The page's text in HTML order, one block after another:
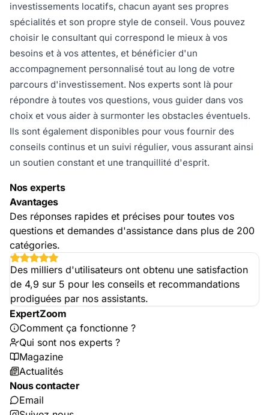
investissements locatifs, chacun ayant ses propres
spécialités et son propre style de conseil. Vous pouvez
choisir le consultant qui correspond le mieux à vos
besoins et à vos attentes, et bénéficier d'un
accompagnement personnalisé tout au long de votre
parcours d'investissement. Nos experts sont là pour
répondre à toutes vos questions, vous guider dans vos
choix et vous aider à surmonter les obstacles éventuels.
Ils sont également disponibles pour vous fournir des
conseils continus et un suivi régulier, vous assurant ainsi
un soutien constant et une tranquillité d'esprit.
Nos experts
Avantages
Des réponses rapides et précises pour toutes vos
questions et demandes d'assistance dans plus de 200
catégories.
Des milliers d'utilisateurs ont obtenu une satisfaction
de 4,9 sur 5 pour les conseils et recommandations
prodiguées par nos assistants.
ExpertZoom
Comment ça fonctionne ?
Qui sont nos experts ?
Magazine
Actualités
Nous contacter
Email